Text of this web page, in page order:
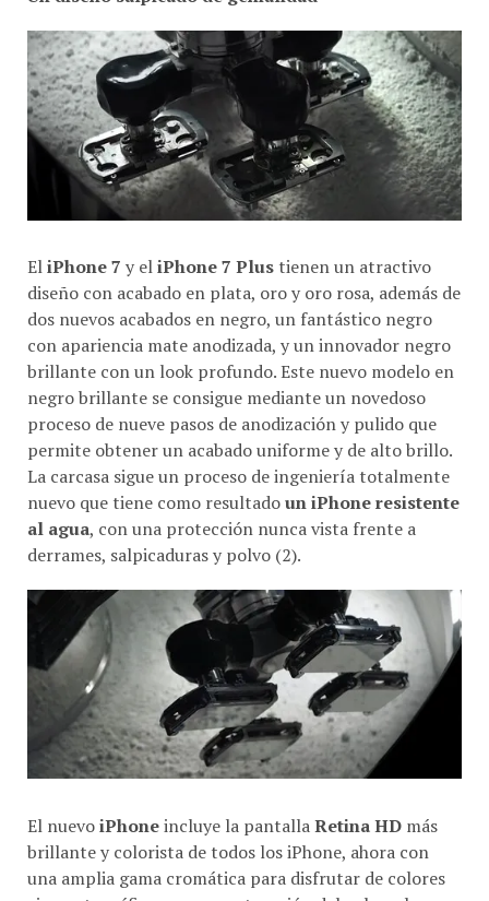
EliPhone 7 y eliPhone 7 Plus tienen un atractivo
diseño con acabado en plata, oro y oro rosa, además de
dos nuevos acabados en negro, un fantástico negro
con apariencia mate anodizada, y un innovador negro
brillante con un look profundo. Este nuevo modelo en
negro brillante se consigue mediante un novedoso
proceso de nueve pasos de anodización y pulido que
permite obtener un acabado uniforme y de alto brillo.
La carcasa sigue un proceso de ingeniería totalmente
nuevo que tiene como resultadoun iPhone resistente
al agua, con una protección nunca vista frente a
derrames, salpicaduras y polvo (2).
El nuevoiPhoneincluye la pantalla Retina HD más
brillante y colorista de todos los iPhone, ahora con
una amplia gama cromática para disfrutar de colores